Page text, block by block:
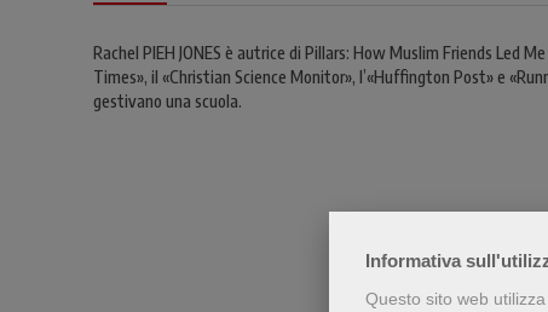
Informativa
Questo sito web
Rachel PIEH JONES è autrice di Pillars: How Muslim Friends Led
Times», il «Christian Science Monitor», l’«Huffington Post» e
gestivano una scuola.